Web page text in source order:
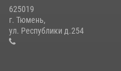
Сотрудники тюменского СОБР
десантирования на Урале
16 июля 2026, 10:42
625019
г. Тюмень,
ул. Республики д.254